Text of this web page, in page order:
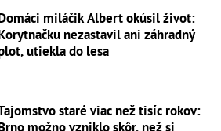
miláčik Albert okúsil život:
nezastavil ani záhradný
utiekla do lesa
staré viac než tisíc rokov:
možno vzniklo skôr, než si